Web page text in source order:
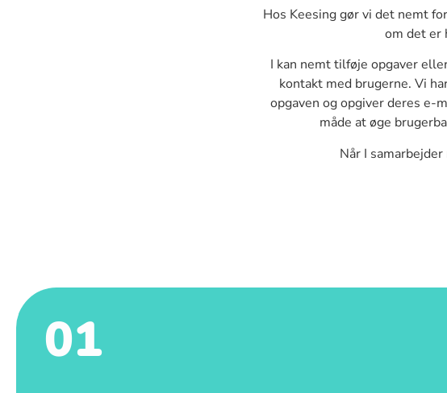
Hos Keesing gør vi det nemt
om det er
I kan nemt tilføje opgaver
kontakt med brugerne. Vi
opgaven og opgiver deres e-
måde at øge
Når I
01